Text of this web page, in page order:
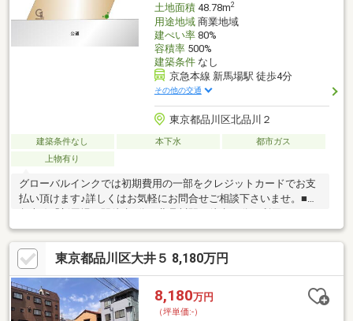
土地面積48.78m2
用途地域商業地域
建ぺい率80%
容積率500%
建築条件なし
京急本線 新馬場駅 徒歩4分
その他の交通
東京都品川区北品川２
建築条件なし 本下水
都市ガス
上物有り
グローバルインクでは初期費用の一部をクレジットカードでお支
払い頂けます♪詳しくはお気軽にお問合せご相談下さいませ。■京
急本線「新馬場」駅徒歩4分。北品川駅も徒歩10分で利用できる
至便立地。■幅員25mの「山手通り」に面し、開放感があり視認性
良好です。■飲食店等の店舗や事業用ビル、賃貸併用など様々な
用途に適しています。■商業地域のため容積率が高く、大型の建
物が建築可能です。■建築条件はありません。お好きなハウスメ
ーカーや工務店にて理想の建物をトコトン追求していただけま
す。【無料】お車送迎サービスを実施しております。
東京都品川区大井５ 8,180万円
8,180万円
（坪単価:-）